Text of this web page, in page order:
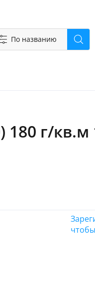
По названию
180 г/кв.м